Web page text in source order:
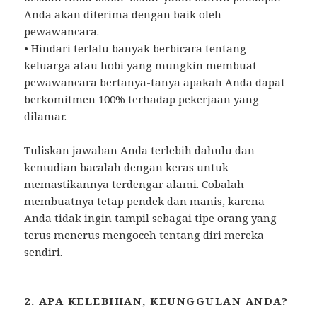
Anda akan diterima dengan baik oleh
pewawancara.
• Hindari terlalu banyak berbicara tentang
keluarga atau hobi yang mungkin membuat
pewawancara bertanya-tanya apakah Anda dapat
berkomitmen 100% terhadap pekerjaan yang
dilamar.
Tuliskan jawaban Anda terlebih dahulu dan
kemudian bacalah dengan keras untuk
memastikannya terdengar alami. Cobalah
membuatnya tetap pendek dan manis, karena
Anda tidak ingin tampil sebagai tipe orang yang
terus menerus mengoceh tentang diri mereka
sendiri.
2. APA KELEBIHAN, KEUNGGULAN ANDA?